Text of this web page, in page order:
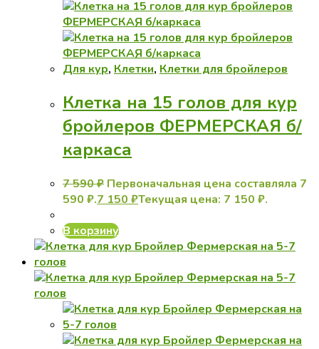
Для кур, Клетки, Клетки для бройлеров
Клетка на 15 голов для кур
бройлеров ФЕРМЕРСКАЯ б/
каркаса
7 590₽ Первоначальная цена составляла 7
590 ₽.7 150 ₽Текущая цена: 7 150 ₽.
В корзину